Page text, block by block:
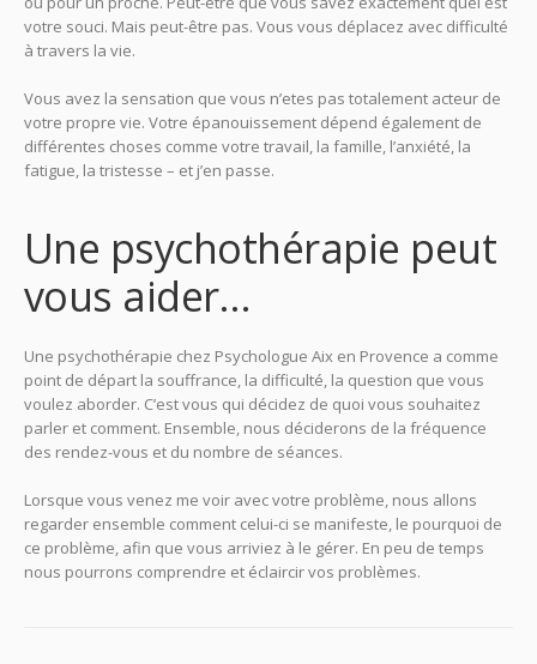
votre souci. Mais peut-être pas. Vous vous déplacez avec difficulté
à travers la vie.
Vous avez la sensation que vous n’etes pas totalement acteur de
votre propre vie. Votre épanouissement dépend également de
différentes choses comme votre travail, la famille, l’anxiété, la
fatigue, la tristesse – et j’en passe.
Une psychothérapie peut
vous aider…
Une psychothérapie chez Psychologue Aix en Provence a comme
point de départ la souffrance, la difficulté, la question que vous
voulez aborder. C’est vous qui décidez de quoi vous souhaitez
parler et comment. Ensemble, nous déciderons de la fréquence
des rendez-vous et du nombre de séances.
Lorsque vous venez me voir avec votre problème, nous allons
regarder ensemble comment celui-ci se manifeste, le pourquoi de
ce problème, afin que vous arriviez à le gérer. En peu de temps
nous pourrons comprendre et éclaircir vos problèmes.